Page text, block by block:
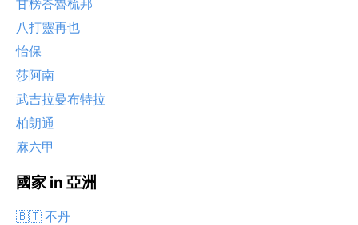
甘榜峇魯梳邦
八打靈再也
怡保
莎阿南
武吉拉曼布特拉
柏朗通
麻六甲
國家 in 亞洲
🇧🇹 不丹